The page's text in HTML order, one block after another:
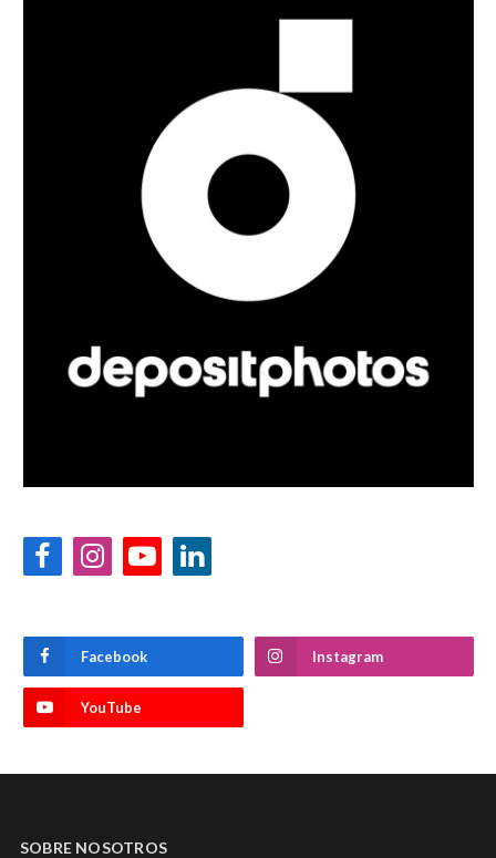
FacebookInstagramYouTubeLinkedIn
Facebook Instagram
YouTube
SOBRE NOSOTROS